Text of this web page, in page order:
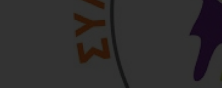
ΑΠΟΣΤΟΛΗ
ΑΡΘΡΩΝ